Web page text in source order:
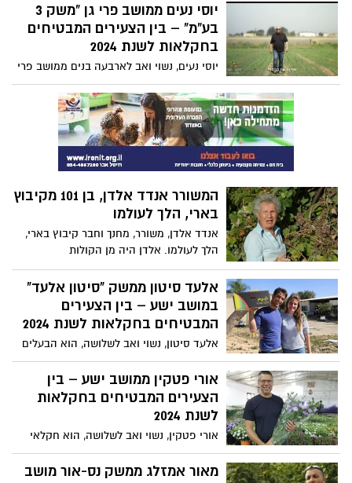
החקלאות לשנת 2024. אמסלם הוא בעל משק
"מיטב פרי" ממושב בני נצרים, הממוקם
בחולות חלוצה, דרומית לכרם שלום על גבול
מצרים. בנוסף לפעילותו במשק הפרטי,
אביתר משלב עבודה כשכיר בחברה "מח"ע
משקי חבל עזה", שם הוא מגדל אבוקדו,
ובמקביל מגדל אננס במשק הפרטי שלו.
יוסי נעים ממושב פרי גן "משק 3
בע"מ" – בין הצעירים המבטיחים
בחקלאות לשנת 2024
יוסי נעים, נשוי ואב לארבעה בנים ממושב פרי
גן הסמוך לרפיח, מנהל את "משק 3 בע"מ"
שהוקם בשנת 2013. המשק מתמחה בגידול
כרישה, שומר וגידולים נוספים כמו קישואים,
כרוב לבן וקולורבי – כולם בשטחים פתוחים.
יוסי והצוות שלו עבדו במרץ לאורך השנים, אך
בעקבות המלחמה, נאלצו להתאים את עצמם
חצילים ובצל לבן.
המשורר אנדד אלדן, בן 101 מקיבוץ
בארי, הלך לעולמו
אנדד אלדן, משורר, מחנך וחבר קיבוץ בארי,
הלך לעולמו. אלדן היה מן הקולות
המשמעותיים והבולטים בשירה הקיבוצית,
ופרסם במהלך חייו חמישה־עשר ספרי שירה.
על יצירתו זכה בפרס ראש הממשלה, ובשנת
2024 נמנה עם הזוכים בפרס אקו"ם בתחום
הספרות והשירה. הפרס הוענק לו כהוקרה על
עושרה של יצירתו ועל תרומתו הייחודית
והמרתקת לתרבות הישראלית לאורך השנים.
ב־7 באוקטובר 2023 שרד אלדן את הטבח
בקיבוצו, בארי
אלעד סיטון ממשק "סיטון אלעד"
במושב ישע – בין הצעירים
המבטיחים בחקלאות לשנת 2024
אלעד סיטון, נשוי ואב לשלושה, הוא הבעלים
של משק "סיטון אלעד" במושב ישע. המשק,
שנה, נוהל בהצלחה במשך שנים רבות עד
ביניהם עגבניות, חצילים, עגבניות שרי,
אורי פטקין ממושב ישע – בין
הצעירים המבטיחים בחקלאות
לשנת 2024
אורי פטקין, נשוי ואב לשלושה, הוא חקלאי
מזה 20 שנה, המוביל את משק פטקין במושב
ישע, שהוקם בשנות ה-60. המשק מתמחה
מאור אמזלג ממשק נס-אור מושב